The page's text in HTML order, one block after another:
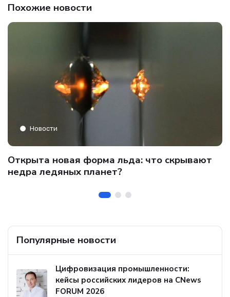
Похожие новости
Новости
Открыта новая форма льда: что скрывают
недра ледяных планет?
Популярные новости
Цифровизация промышленности:
кейсы российских лидеров на CNews
FORUM 2026